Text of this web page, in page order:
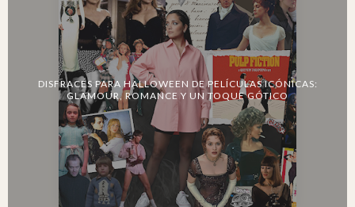
DISFRACES PARA HALLOWEEN DE PELÍCULAS ICÓNICAS:
GLAMOUR, ROMANCE Y UN TOQUE GÓTICO